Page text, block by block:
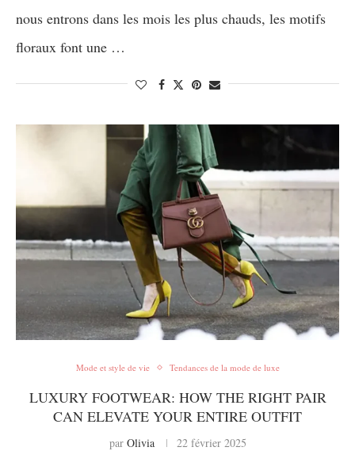
nous entrons dans les mois les plus chauds, les motifs
floraux font une …
Mode et style de vie Tendances de la mode de luxe
LUXURY FOOTWEAR: HOW THE RIGHT PAIR
CAN ELEVATE YOUR ENTIRE OUTFIT
par Olivia 22 février 2025